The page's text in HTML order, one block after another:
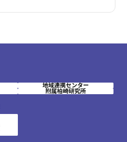
地域連携センター
附属柏崎研究所